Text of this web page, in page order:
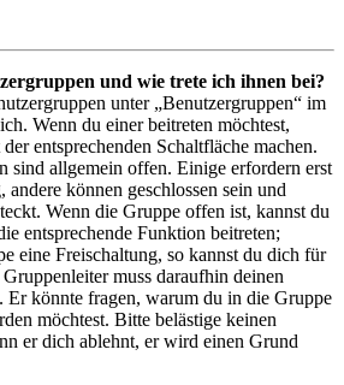
und wie trete ich ihnen bei?
unter „Benutzergruppen“ im
Wenn du einer beitreten möchtest,
entsprechenden Schaltfläche machen.
sind allgemein offen. Einige erfordern erst
andere können geschlossen sein und
Wenn die Gruppe offen ist, kannst du
entsprechende Funktion beitreten;
eine Freischaltung, so kannst du dich für
muss daraufhin deinen
Er könnte fragen, warum du in die Gruppe
möchtest. Bitte belästige keinen
er dich ablehnt, er wird einen Grund